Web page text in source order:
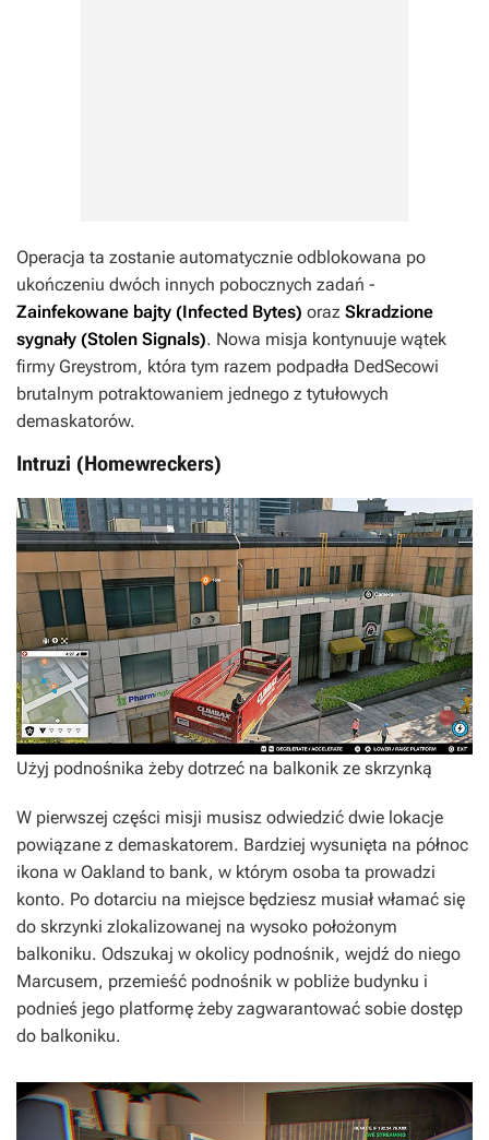
Operacja ta zostanie automatycznie odblokowana po
ukończeniu dwóch innych pobocznych zadań -
Zainfekowane bajty (Infected Bytes) oraz Skradzione
sygnały (Stolen Signals). Nowa misja kontynuuje wątek
firmy Greystrom, która tym razem podpadła DedSecowi
brutalnym potraktowaniem jednego z tytułowych
demaskatorów.
Intruzi (Homewreckers)
Użyj podnośnika żeby dotrzeć na balkonik ze skrzynką
W pierwszej części misji musisz odwiedzić dwie lokacje
powiązane z demaskatorem. Bardziej wysunięta na północ
ikona w Oakland to bank, w którym osoba ta prowadzi
konto. Po dotarciu na miejsce będziesz musiał włamać się
do skrzynki zlokalizowanej na wysoko położonym
balkoniku. Odszukaj w okolicy podnośnik, wejdź do niego
Marcusem, przemieść podnośnik w pobliże budynku i
podnieś jego platformę żeby zagwarantować sobie dostęp
do balkoniku.